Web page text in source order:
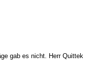
gab es nicht. Herr Quittek